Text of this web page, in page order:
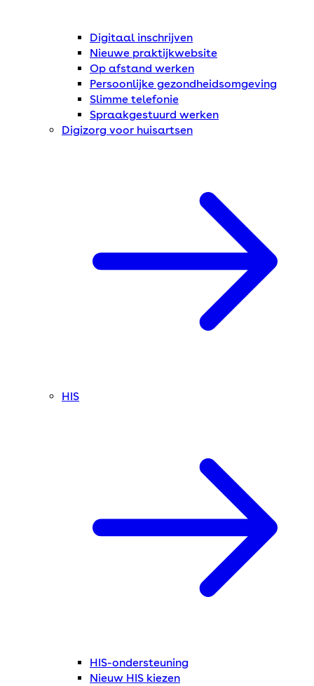
Digitaal inschrijven
Nieuwe praktijkwebsite
Op afstand werken
Persoonlijke gezondheidsomgeving
Slimme telefonie
Spraakgestuurd werken
Digizorg voor huisartsen
HIS
HIS-ondersteuning
Nieuw HIS kiezen